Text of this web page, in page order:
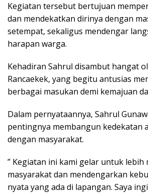
Kegiatan tersebut bertujuan
dan mendekatkan dirinya dengan
setempat, sekaligus mendengar
harapan warga.
Kehadiran Sahrul disambut hangat
Rancaekek, yang begitu antusias
berbagai masukan demi kemajuan
Dalam pernyataannya, Sahrul
pentingnya membangun kedekatan
dengan masyarakat.
” Kegiatan ini kami gelar untuk lebih
masyarakat dan mendengarkan
nyata yang ada di lapangan. Saya